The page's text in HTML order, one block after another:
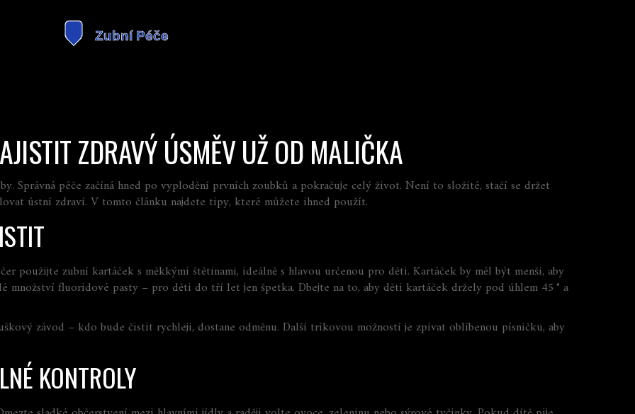
ZDRAVÝ ÚSMĚV UŽ OD MALIČKA
Správná péče začíná hned po vyplodění prvních zoubků a pokračuje celý život. Není to složité, stačí se držet
ústní zdraví. V tomto článku najdete tipy, které můžete ihned použít.
použijte zubní kartáček s měkkými štětinami, ideálně s hlavou určenou pro děti. Kartáček by měl být menší, aby
množství fluoridové pasty – pro děti do tří let jen špetka. Dbejte na to, aby děti kartáček držely pod úhlem 45 ° a
závod – kdo bude čistit rychleji, dostane odměnu. Další trikovou možností je zpívat oblíbenou písničku, aby
KONTROLY